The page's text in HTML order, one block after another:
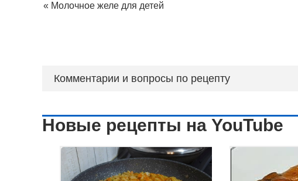
« Молочное желе для детей
Комментарии и вопросы по рецепту
Новые рецепты на YouTube